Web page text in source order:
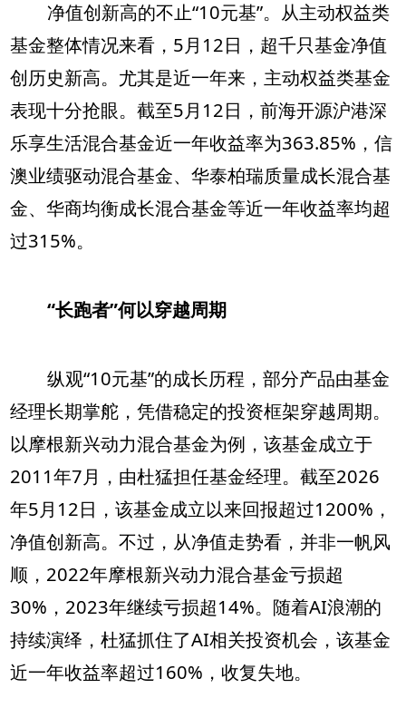
净值创新高的不止“10元基”。从主动权益类
基金整体情况来看，5月12日，超千只基金净值
创历史新高。尤其是近一年来，主动权益类基金
表现十分抢眼。截至5月12日，前海开源沪港深
乐享生活混合基金近一年收益率为363.85%，信
澳业绩驱动混合基金、华泰柏瑞质量成长混合基
金、华商均衡成长混合基金等近一年收益率均超
过315%。
“长跑者”何以穿越周期
纵观“10元基”的成长历程，部分产品由基金
经理长期掌舵，凭借稳定的投资框架穿越周期。
以摩根新兴动力混合基金为例，该基金成立于
2011年7月，由杜猛担任基金经理。截至2026
年5月12日，该基金成立以来回报超过1200%，
净值创新高。不过，从净值走势看，并非一帆风
顺，2022年摩根新兴动力混合基金亏损超
30%，2023年继续亏损超14%。随着AI浪潮的
持续演绎，杜猛抓住了AI相关投资机会，该基金
近一年收益率超过160%，收复失地。